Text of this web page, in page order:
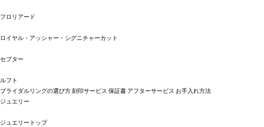
フロリアード
ロイヤル・アッシャー・シグニチャーカット
セプター
ルフト
ブライダルリングの選び方刻印サービス 保証書 アフターサービス お手入れ方法
ジュエリー
ジュエリートップ